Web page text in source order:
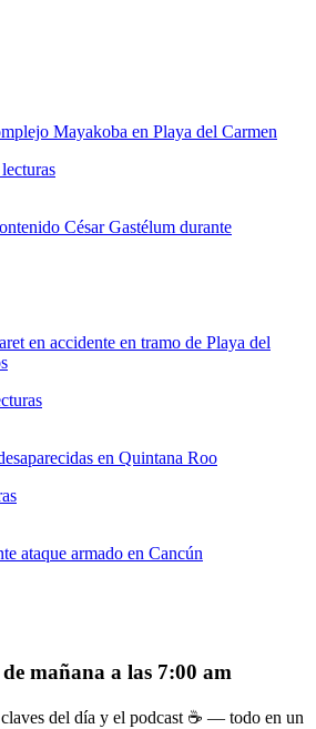
Mayakoba en Playa del Carmen
lecturas
César Gastélum durante
en accidente en tramo de Playa del
en Quintana Roo
ataque armado en Cancún
mañana a las 7:00 am
del día y el podcast ☕ — todo en un